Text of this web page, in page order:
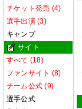
チケット発売 (4)
選手出演 (3)
キャンプ
サイト
すべて (18)
ファンサイト (8)
チーム公式 (9)
選手公式